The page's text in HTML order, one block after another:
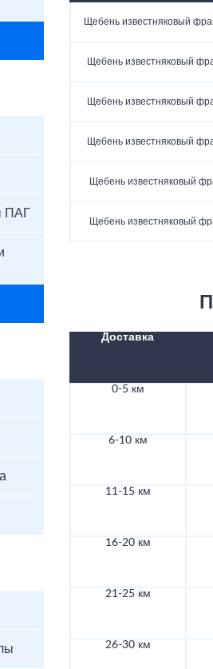
ПАГ
Щебень известняковый
Щебень известняковый
Щебень известняковый
Щебень известняковый
Щебень известняковый
Щебень известняковый
Доставка
0-5 км
6-10 км
11-15 км
16-20 км
21-25 км
26-30 км